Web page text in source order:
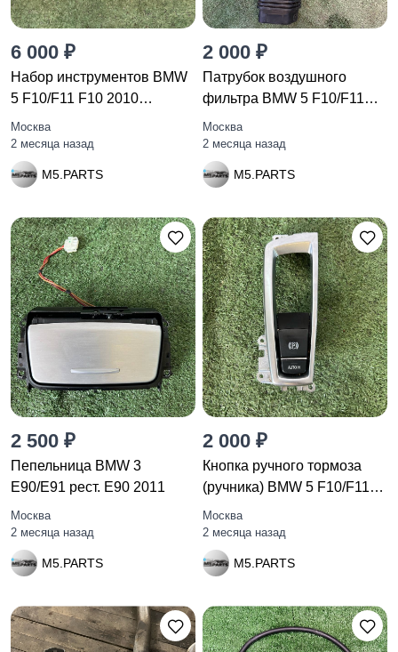
6 000 ₽
Набор инструментов BMW
5 F10/F11 F10 2010
6770487
Москва
2 месяца назад
M5.PARTS
2 000 ₽
Патрубок воздушного
фильтра BMW 5 F10/F11
F10 2010
Москва
2 месяца назад
M5.PARTS
2 500 ₽
Пепельница BMW 3
E90/E91 рест. E90 2011
Москва
2 месяца назад
M5.PARTS
2 000 ₽
Кнопка ручного тормоза
(ручника) BMW 5 F10/F11
F10
Москва
2 месяца назад
M5.PARTS